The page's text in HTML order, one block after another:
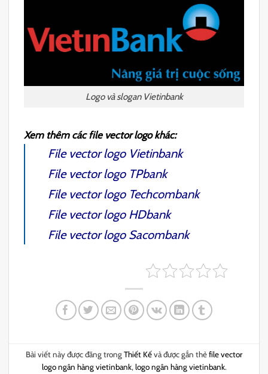
Logo và slogan Vietinbank
Xem thêm các file vector logo khác:
File vector logo Vietinbank
File vector logo TPbank
File vector logo Techcombank
File vector logo HDbank
File vector logo Sacombank
Bài viết này được đăng trongThiết Kếvà được gắn thẻfile vector
logo ngân hàng vietinbank, logo ngân hàng vietinbank.